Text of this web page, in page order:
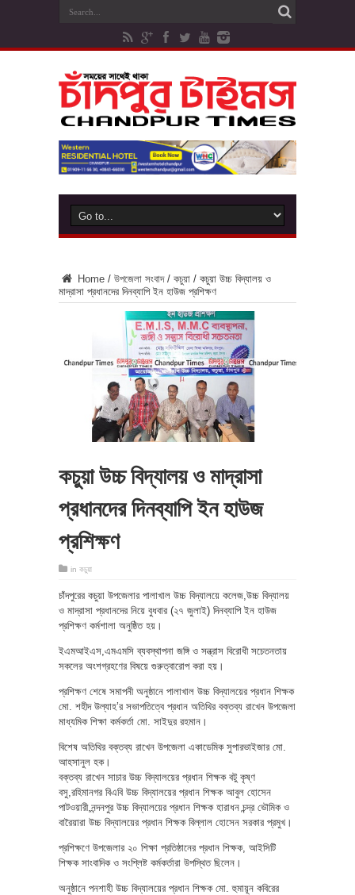
Home / উপজেলা সংবাদ / কচুয়া / কচুয়া উচ্চ বিদ্যালয় ও
মাদ্রাসা প্রধানদের দিনব্যাপি ইন হাউজ প্রশিক্ষণ
কচুয়া উচ্চ বিদ্যালয় ও মাদ্রাসা
প্রধানদের দিনব্যাপি ইন হাউজ
প্রশিক্ষণ
in কচুয়া
চাঁদপুরের কচুয়া উপজেলার পালাখাল উচ্চ বিদ্যালয়ে কলেজ,উচ্চ বিদ্যালয়
ও মাদ্রাসা প্রধানদের নিয়ে বুধবার (২৭ জুলাই) দিনব্যাপি ইন হাউজ
প্রশিক্ষণ কর্মশালা অনুষ্ঠিত হয়।
ইএমআইএস,এমএমসি ব্যবস্থাপনা জঙ্গি ও সন্ত্রাস বিরোধী সচেতনতায়
সকলের অংশগ্রহণের বিষয়ে গুরুত্বারোপ করা হয়।
প্রশিক্ষণ শেষে সমাপনী অনুষ্ঠানে পালাখাল উচ্চ বিদ্যালয়ের প্রধান শিক্ষক
মো. শহীদ উল্যাহ’র সভাপতিত্বে প্রধান অতিথির বক্তব্য রাখেন উপজেলা
মাধ্যমিক শিক্ষা কর্মকর্তা মো. সাইদুর রহমান।
বিশেষ অতিথির বক্তব্য রাখেন উপজেলা একাডেমিক সুপারভাইজার মো.
আহসানুল হক।
বক্তব্য রাখেন সাচার উচ্চ বিদ্যালয়ের প্রধান শিক্ষক বটু কৃষ্ণ
বসু,রহিমানগর বিএবি উচ্চ বিদ্যালয়ের প্রধান শিক্ষক আবুল হোসেন
পাটওয়ারী,নন্দনপুর উচ্চ বিদ্যালয়ের প্রধান শিক্ষক হারাধন চন্দ্র ভৌমিক ও
বারৈয়ারা উচ্চ বিদ্যালয়ের প্রধান শিক্ষক বিল্লাল হোসেন সরকার প্রমুখ।
প্রশিক্ষণে উপজেলার ২০ শিক্ষা প্রতিষ্ঠানের প্রধান শিক্ষক, আইসিটি
শিক্ষক সাংবাদিক ও সংশ্লিষ্ট কর্মকর্তারা উপস্থিত ছিলেন।
অনুষ্ঠানে পনশাহী উচ্চ বিদ্যালয়ের প্রধান শিক্ষক মো. হুমায়ূন কবিরের